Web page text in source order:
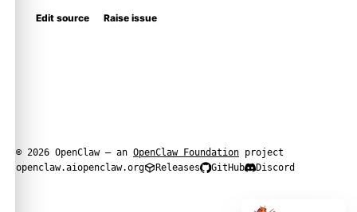
Edit source Raise issue
© 2026 OpenClaw — an OpenClaw Foundation project
openclaw.aiopenclaw.org Releases GitHub Discord